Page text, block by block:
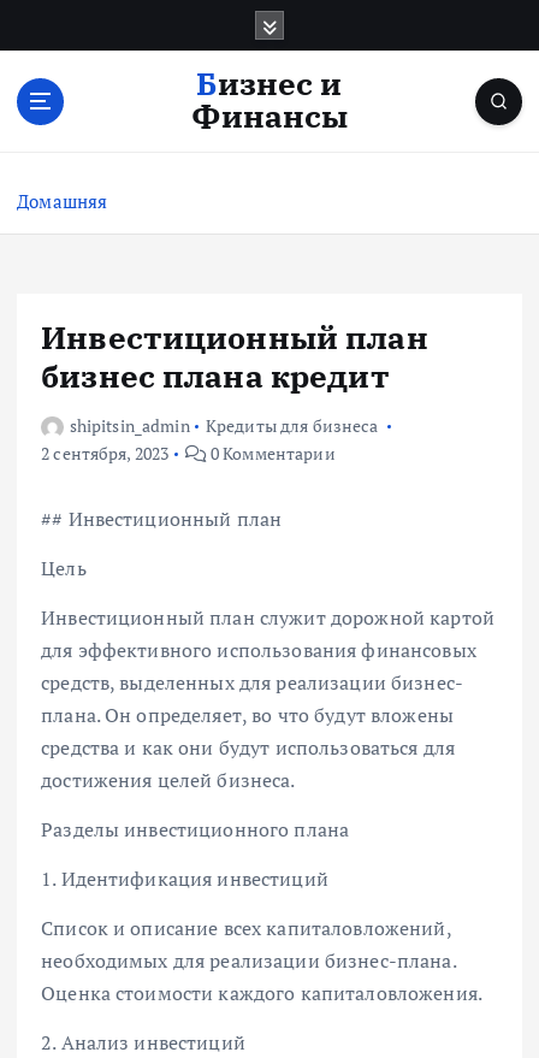
с
Бизнес и
Финансы
Домашняя
Инвестиционный план
бизнес плана кредит
shipitsin_admin
Кредиты для бизнеса
2 сентября, 2023
0 Комментарии
## Инвестиционный план
Цель
Инвестиционный план служит дорожной картой
для эффективного использования финансовых
средств, выделенных для реализации бизнес-
плана. Он определяет, во что будут вложены
средства и как они будут использоваться для
достижения целей бизнеса.
Разделы инвестиционного плана
1. Идентификация инвестиций
Список и описание всех капиталовложений,
необходимых для реализации бизнес-плана.
Оценка стоимости каждого капиталовложения.
2. Анализ инвестиций